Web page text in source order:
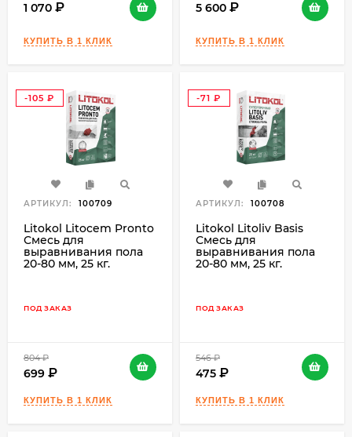
1 070 5 600
-105
АРТИКУЛ: 100709
Litokol Litocem Pronto
Смесь для
выравнивания пола
20-80 мм, 25 кг.
ПОД ЗАКАЗ
804
699
-71
АРТИКУЛ: 100708
Litokol Litoliv Basis
Смесь для
выравнивания пола
20-80 мм, 25 кг.
ПОД ЗАКАЗ
546
475